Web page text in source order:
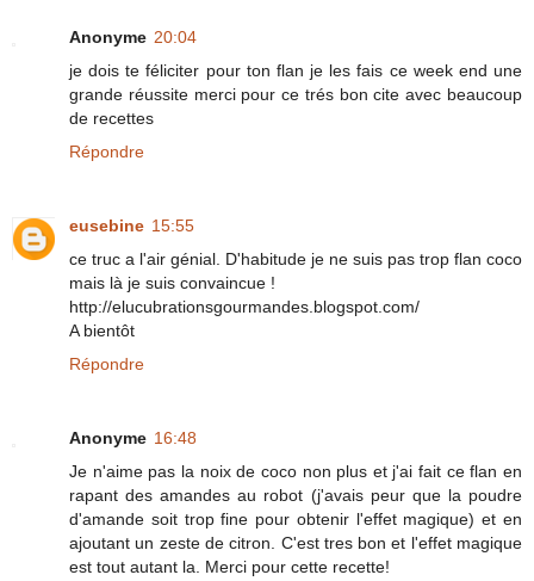
Anonyme 20:04
je dois te féliciter pour ton flan je les fais ce week end une
grande réussite merci pour ce trés bon cite avec beaucoup
de recettes
Répondre
eusebine 15:55
ce truc a l'air génial. D'habitude je ne suis pas trop flan coco
mais là je suis convaincue !
http://elucubrationsgourmandes.blogspot.com/
A bientôt
Répondre
Anonyme 16:48
Je n'aime pas la noix de coco non plus et j'ai fait ce flan en
rapant des amandes au robot (j'avais peur que la poudre
d'amande soit trop fine pour obtenir l'effet magique) et en
ajoutant un zeste de citron. C'est tres bon et l'effet magique
est tout autant la. Merci pour cette recette!